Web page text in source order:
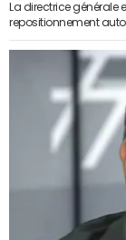
La directrice
repositionnement